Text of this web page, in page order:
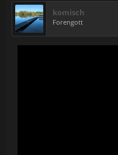
komisch
Forengott